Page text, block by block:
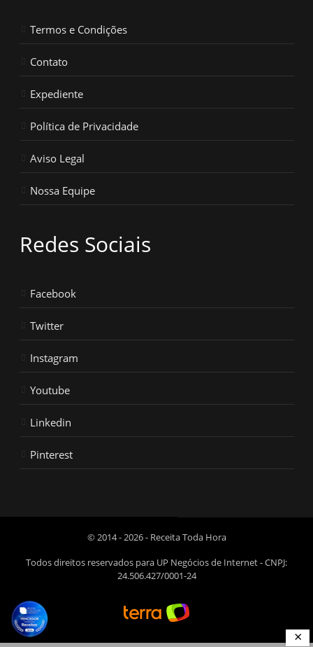
Termos e Condições
Contato
Expediente
Política de Privacidade
Aviso Legal
Nossa Equipe
Redes Sociais
Facebook
Twitter
Instagram
Youtube
Linkedin
Pinterest
© 2014 - 2026 - Receita Toda Hora
Todos direitos reservados para UP Negócios de Internet - CNPJ:
24.506.427/0001-24
×